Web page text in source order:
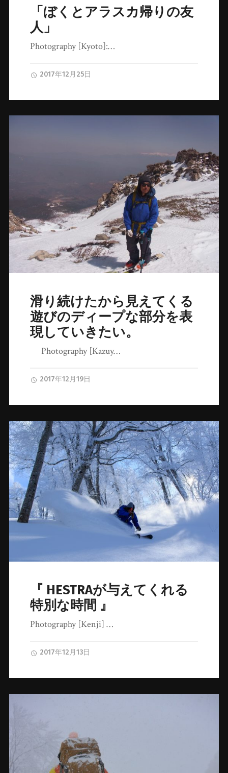
「ぼくとアラスカ帰りの友
人」
Photography [Kyoto]:…
2017年12月25日
滑り続けたから見えてくる
遊びのディープな部分を表
現していきたい。
Photography [Kazuy…
2017年12月19日
『 HESTRAが与えてくれる
特別な時間 』
Photography [Kenji] …
2017年12月13日